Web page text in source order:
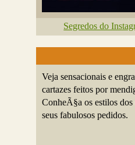
Segredos do
Veja sensacionais e
cartazes feitos por
ConheÃ§a os estilos
seus fabulosos pedidos.